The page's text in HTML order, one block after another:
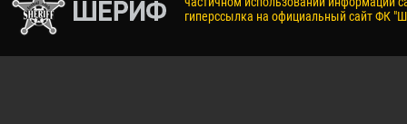
гиперссылка на официальный сайт ФК